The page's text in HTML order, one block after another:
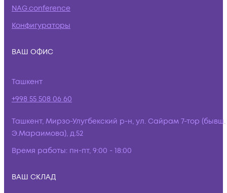
NAG.conference
Конфигураторы
ВАШ ОФИС
Ташкент
+998 55 508 06 60
Ташкент, Мирзо-Улугбекский р-н, ул. Сайрам 7-тор (бывш.
Э.Мараимова), д.52
Время работы: пн-пт, 9:00 - 18:00
ВАШ СКЛАД